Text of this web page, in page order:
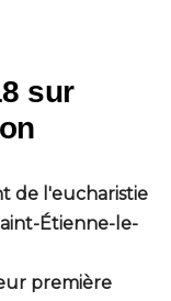
sur
de l'eucharistie
Étienne-le-
première